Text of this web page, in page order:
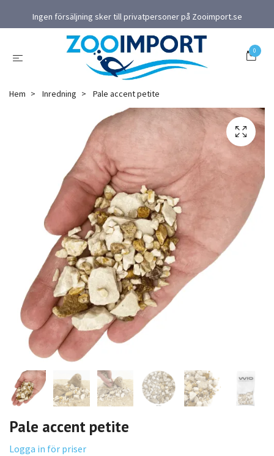
Ingen försäljning sker till privatpersoner på Zooimport.se
0
Hem Inredning Pale accent petite
Pale accent petite
Logga in för priser